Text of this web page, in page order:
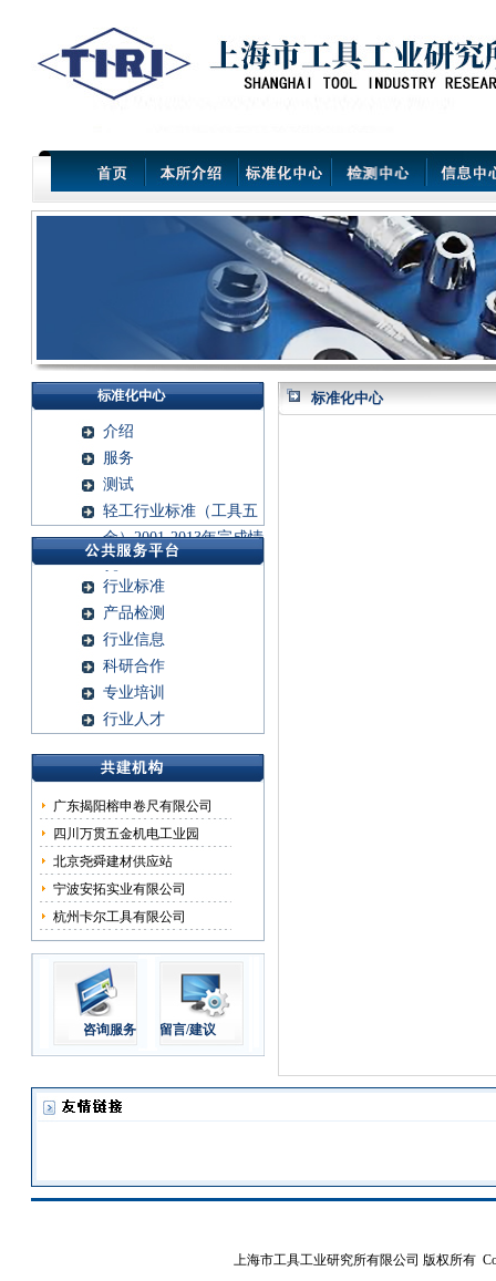
介绍
服务
测试
轻工行业标准（工具五
金）2001-2013年完成情
况
行业标准
产品检测
行业信息
科研合作
专业培训
行业人才
广东揭阳榕申卷尺有限公司
四川万贯五金机电工业园
北京尧舜建材供应站
宁波安拓实业有限公司
杭州卡尔工具有限公司
咨询服务 留言/建议
标准化中心
上海市工具工业研究所有限公司 版权所有